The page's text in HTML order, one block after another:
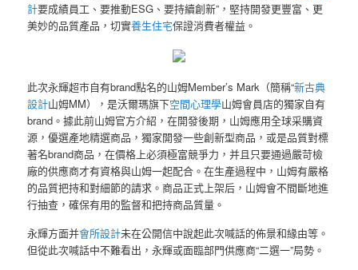
計要成績員工、要推動ESG、要持續創新”，堅持開發更豐富、更
美妙的品質產品，切實養生住宅保證消費者權益。
此次永輝超市自有brand點名的山姆Member’s Mark（簡稱“新古典
設計山姆MM），是沃爾瑪旗下空間心理學山姆會員店的獨家自有
brand。據此前山姆官方介紹，在開發後期，山姆應用全球采購資
源，優選產地精選商品，獨家開發一些創新型商品，或是品質對標
著名brand商品，在價格上必須極富競爭力，并且只要通過嚴苛檢
廠的供應商才有資格與山姆一起配合。在生產過程中，山姆有嚴格
的品質把持和對細節的請求。商品正式上架后，山姆會不間斷地進
行抽查，確保有用的監督和把持商品質量。
永輝方面并會所設計未在公開信中說起此次喊話的佈景和緣由等。
但從此次喊話中不難看出，永輝或面臨部門供應商“二選一”局勢。